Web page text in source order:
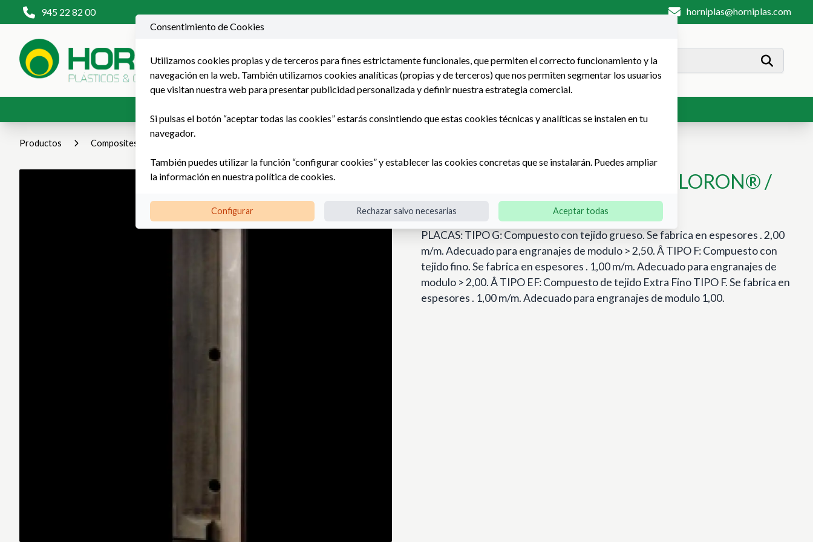
945 22 82 00 horniplas@horniplas.com
Productos Composites y estratificados
CELOTEX® / TEXTILEX® / CELORON® /
FIBRATON®
PLACAS: TIPO G: Compuesto con tejido grueso. Se fabrica en espesores . 2,00
m/m. Adecuado para engranajes de modulo > 2,50. Â TIPO F: Compuesto con
tejido fino. Se fabrica en espesores . 1,00 m/m. Adecuado para engranajes de
modulo > 2,00. Â TIPO EF: Compuesto de tejido Extra Fino TIPO F. Se fabrica en
espesores . 1,00 m/m. Adecuado para engranajes de modulo 1,00.
Consentimiento de Cookies
Utilizamos cookies propias y de terceros para fines estrictamente funcionales, que permiten el correcto funcionamiento y la
navegación en la web. También utilizamos cookies analíticas (propias y de terceros) que nos permiten segmentar los usuarios
que visitan nuestra web para presentar publicidad personalizada y definir nuestra estrategia comercial.
Si pulsas el botón “aceptar todas las cookies” estarás consintiendo que estas cookies técnicas y analíticas se instalen en tu
navegador.
También puedes utilizar la función “configurar cookies” y establecer las cookies concretas que se instalarán. Puedes ampliar
la información en nuestrapolítica de cookies.
Configurar Rechazar salvo necesarias Aceptar todas